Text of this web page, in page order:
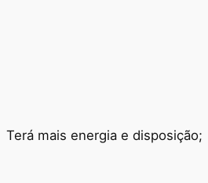
Terá mais energia e disposição;